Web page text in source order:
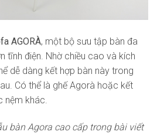
AGORÀ, một bộ sưu tập bàn đa
tĩnh điện. Nhờ chiều cao và kích
dễ dàng kết hợp bàn này trong
Có thể là ghế Agorà hoặc kết
nệm khác.
bàn Agora cao cấp trong bài viết